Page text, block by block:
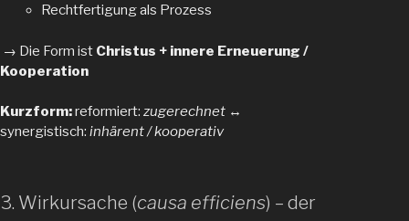
Rechtfertigung als Prozess
→ Die Form ist Christus + innere Erneuerung /
Kooperation
Kurzform:reformiert: zugerechnet ↔︎
synergistisch: inhärent / kooperativ
3. Wirkursache (causa efficiens) – der